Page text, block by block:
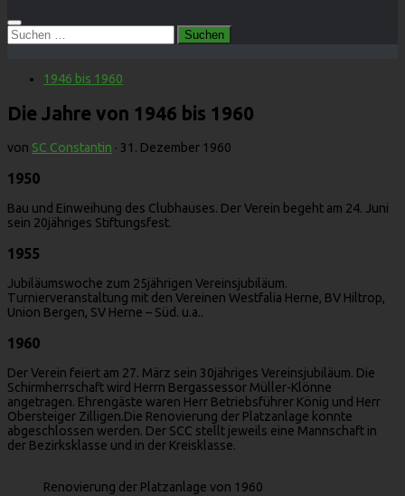
Suchen
nach:
1946 bis 1960
Die Jahre von 1946 bis 1960
von SC Constantin · 31. Dezember 1960
1950
Bau und Einweihung des Clubhauses. Der Verein begeht am 24. Juni
sein 20jähriges Stiftungsfest.
1955
Jubiläumswoche zum 25jährigen Vereinsjubiläum.
Turnierveranstaltung mit den Vereinen Westfalia Herne, BV Hiltrop,
Union Bergen, SV Herne – Süd. u.a..
1960
Der Verein feiert am 27. März sein 30jähriges Vereinsjubiläum. Die
Schirmherrschaft wird Herrn Bergassessor Müller-Klönne
angetragen. Ehrengäste waren Herr Betriebsführer König und Herr
Obersteiger Zilligen.Die Renovierung der Platzanlage konnte
abgeschlossen werden. Der SCC stellt jeweils eine Mannschaft in
der Bezirksklasse und in der Kreisklasse.
Renovierung der Platzanlage von 1960